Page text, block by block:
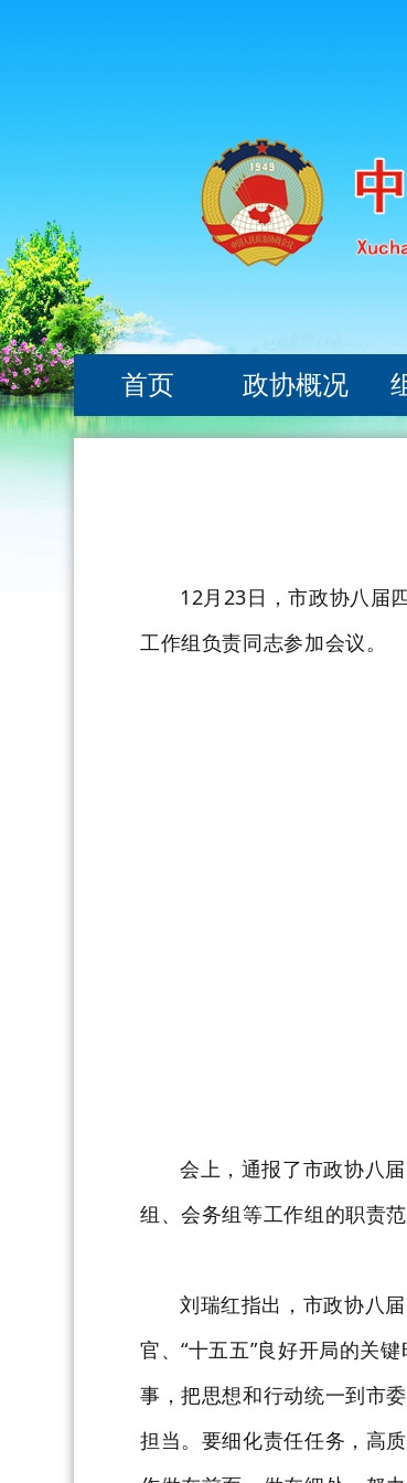
首页 政协概况
12月23日，市政协八届
工作组负责同志参加会议。
会上，通报了市政协八
组、会务组等工作组的职责
刘瑞红指出，市政协八
官、“十五五”良好开局的关
事，把思想和行动统一到市
担当。 要细化责任任务，高质